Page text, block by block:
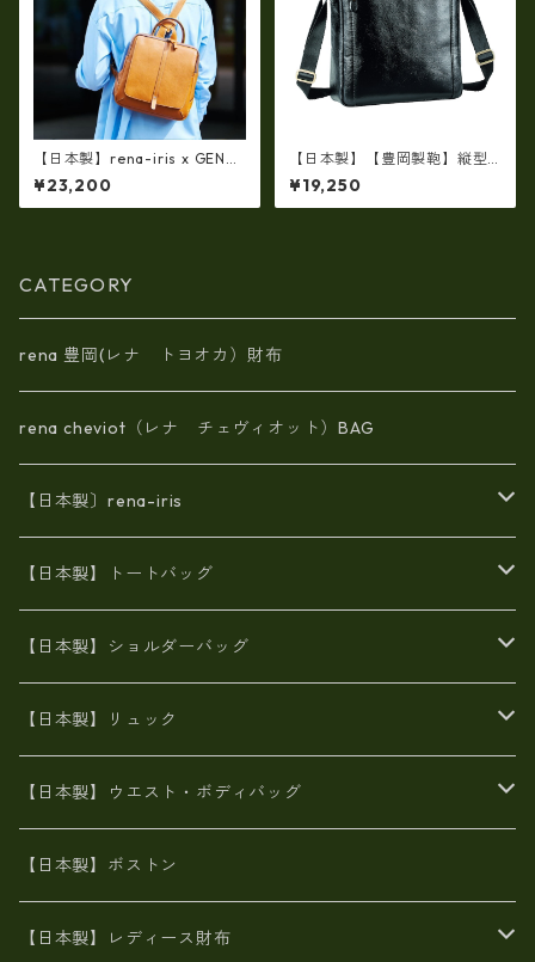
【日本製】rena-iris x GENO
VA（IMAIBAG）コラボ製品ラ
ンドセルデザインM・・シュリ
ンクヌメ牛革・リュック ir-2
¥23,200
【日本製】【豊岡製鞄】縦型
ショルダーバッグ メンズ 上質
な牛革を使った大人の本革メ
ンズショルダー bz-16453
¥19,250
CATEGORY
rena 豊岡(レナ トヨオカ）財布
rena cheviot（レナ チェヴィオット）BAG
【日本製〕rena-iris
エナメル（パテント）レザー
牛革製品トート・ショルダー
牛革製品リュック
【日本製】トートバッグ
火山灰染めバッグ
8号帆布
豊岡製
ヌメ革バッグ
Ａ3サイズ
オイルレザー
エナメル
がま口
リネン
【日本製】ショルダーバッグ
漂流ロープバッグ
6号蝋引き帆布
火山灰染めバッグ
8号帆布
財布ポシェット
牛革
オイルレザー
【日本製】リュック
帆布
豊岡
豊岡製
牛革
日本製
【日本製】ウエスト・ボディバッグ
帆布
【日本製】ボストン
【日本製】レディース財布